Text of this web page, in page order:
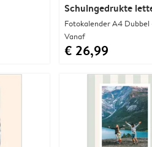
Schuingedrukte
Fotokalender A4
Vanaf
€ 26,99